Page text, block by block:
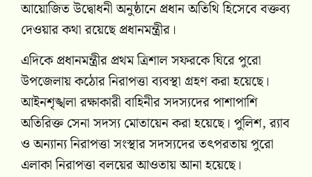
আয়োজিত উদ্বোধনী অনুষ্ঠানে প্রধান অতিথি হিসেবে বক্তব্য
দেওয়ার কথা রয়েছে প্রধানমন্ত্রীর।
এদিকে প্রধানমন্ত্রীর প্রথম ত্রিশাল সফরকে ঘিরে পুরো
উপজেলায় কঠোর নিরাপত্তা ব্যবস্থা গ্রহণ করা হয়েছে।
আইনশৃঙ্খলা রক্ষাকারী বাহিনীর সদস্যদের পাশাপাশি
অতিরিক্ত সেনা সদস্য মোতায়েন করা হয়েছে। পুলিশ, র‍্যাব
ও অন্যান্য নিরাপত্তা সংস্থার সদস্যদের তৎপরতায় পুরো
এলাকা নিরাপত্তা বলয়ের আওতায় আনা হয়েছে।